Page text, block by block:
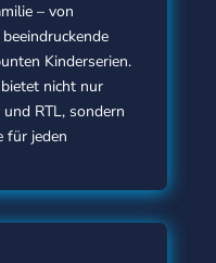
– von
Kinderserien.
nicht nur
RTL, sondern
für jeden